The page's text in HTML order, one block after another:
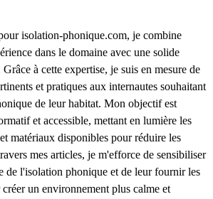
isolation-phonique.com, je combine
dans le domaine avec une solide
à cette expertise, je suis en mesure de
et pratiques aux internautes souhaitant
de leur habitat. Mon objectif est
et accessible, mettant en lumière les
matériaux disponibles pour réduire les
mes articles, je m'efforce de sensibiliser
de l'isolation phonique et de leur fournir les
un environnement plus calme et